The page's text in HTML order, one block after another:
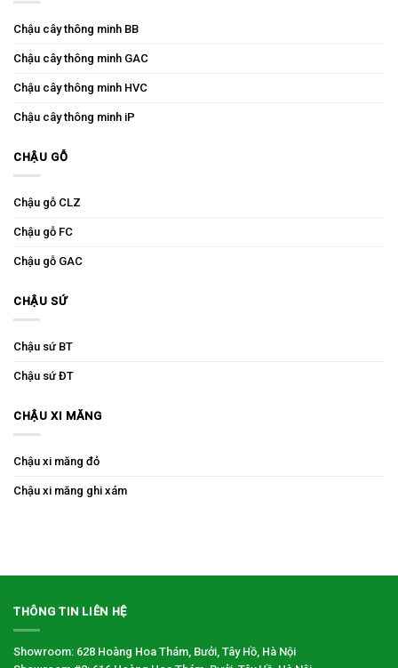
Chậu cây thông minh BB
Chậu cây thông minh GAC
Chậu cây thông minh HVC
Chậu cây thông minh iP
CHẬU GỖ
Chậu gỗ CLZ
Chậu gỗ FC
Chậu gỗ GAC
CHẬU SỨ
Chậu sứ BT
Chậu sứ ĐT
CHẬU XI MĂNG
Chậu xi măng đỏ
Chậu xi măng ghi xám
THÔNG TIN LIÊN HỆ
Showroom: 628 Hoàng Hoa Thám, Bưởi, Tây Hồ, Hà Nội